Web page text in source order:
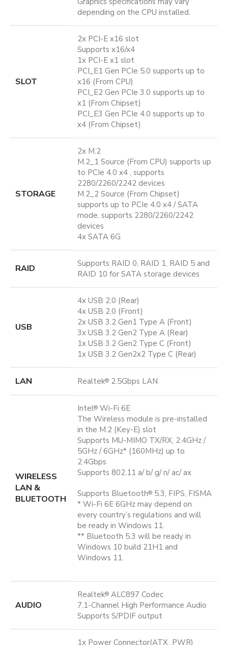
depending on the CPU installed.
SLOT
2x PCI-E x16 slot
Supports x16/x4
1x PCI-E x1 slot
PCI_E1 Gen PCIe 5.0 supports up to
x16 (From CPU)
PCI_E2 Gen PCIe 3.0 supports up to
x1 (From Chipset)
PCI_E3 Gen PCIe 4.0 supports up to
x4 (From Chipset)
STORAGE
2x M.2
M.2_1 Source (From CPU) supports up
to PCIe 4.0 x4 , supports
2280/2260/2242 devices
M.2_2 Source (From Chipset)
supports up to PCIe 4.0 x4 / SATA
mode, supports 2280/2260/2242
devices
4x SATA 6G
RAID
Supports RAID 0, RAID 1, RAID 5 and
RAID 10 for SATA storage devices
USB
4x USB 2.0 (Rear)
4x USB 2.0 (Front)
2x USB 3.2 Gen1 Type A (Front)
3x USB 3.2 Gen2 Type A (Rear)
1x USB 3.2 Gen2 Type C (Front)
1x USB 3.2 Gen2x2 Type C (Rear)
LAN Realtek® 2.5Gbps LAN
WIRELESS
LAN &
BLUETOOTH
Intel® Wi-Fi 6E
The Wireless module is pre-installed
in the M.2 (Key-E) slot
Supports MU-MIMO TX/RX, 2.4GHz /
5GHz / 6GHz* (160MHz) up to
2.4Gbps
Supports 802.11 a/ b/ g/ n/ ac/ ax
Supports Bluetooth® 5.3, FIPS, FISMA
* Wi-Fi 6E 6GHz may depend on
every country’s regulations and will
be ready in Windows 11.
** Bluetooth 5.3 will be ready in
Windows 10 build 21H1 and
Windows 11.
AUDIO
Realtek® ALC897 Codec
7.1-Channel High Performance Audio
Supports S/PDIF output
1x Power Connector(ATX_PWR)